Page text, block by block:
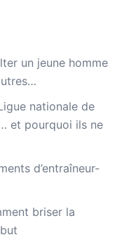
un jeune homme
nationale de
et pourquoi ils ne
d’entraîneur-
briser la